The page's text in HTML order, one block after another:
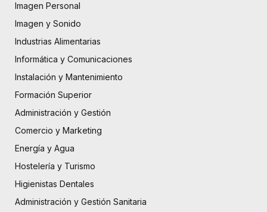
Imagen Personal
Imagen y Sonido
Industrias Alimentarias
Informática y Comunicaciones
Instalación y Mantenimiento
Formación Superior
Administración y Gestión
Comercio y Marketing
Energía y Agua
Hostelería y Turismo
Higienistas Dentales
Administración y Gestión Sanitaria